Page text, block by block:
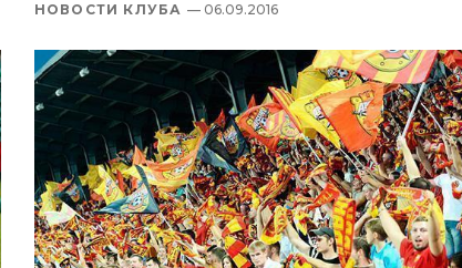
НОВОСТИ КЛУБА — 06.09.2016